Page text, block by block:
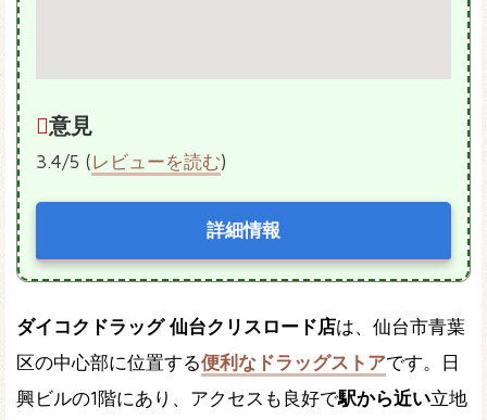
意見
3.4/5 (レビューを読む)
詳細情報
ダイコクドラッグ 仙台クリスロード店は、仙台市青葉
区の中心部に位置する便利なドラッグストアです。日
興ビルの1階にあり、アクセスも良好で駅から近い立地